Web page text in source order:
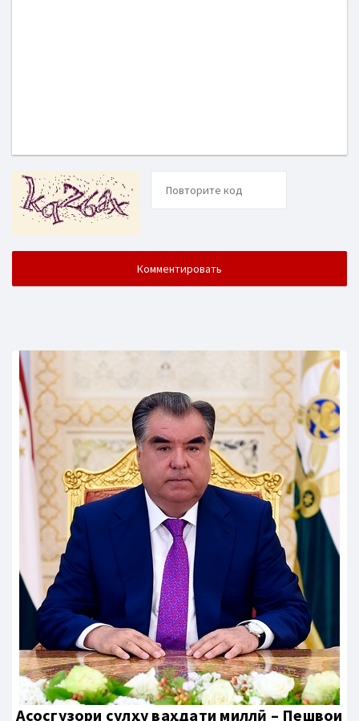
Aсосгузори сулҳу ваҳдати миллӣ – Пешвои